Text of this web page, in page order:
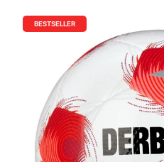
BESTSELLER